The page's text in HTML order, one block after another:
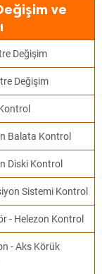
ve
Değişim
Değişim
Balata Kontrol
Diski Kontrol
Sistemi Kontrol
- Helezon Kontrol
- Aks Körük